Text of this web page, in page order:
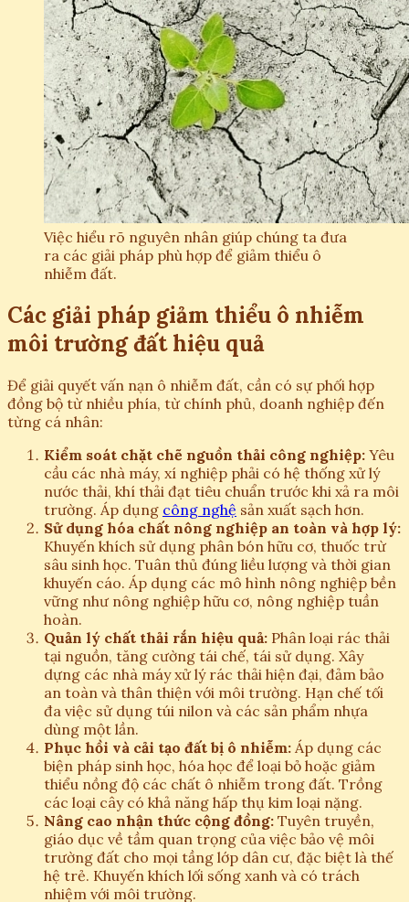
Việc hiểu rõ nguyên nhân giúp chúng ta đưa
ra các giải pháp phù hợp để giảm thiểu ô
nhiễm đất.
Các giải pháp giảm thiểu ô nhiễm
môi trường đất hiệu quả
Để giải quyết vấn nạn ô nhiễm đất, cần có sự phối hợp
đồng bộ từ nhiều phía, từ chính phủ, doanh nghiệp đến
từng cá nhân:
Kiểm soát chặt chẽ nguồn thải công nghiệp: Yêu
cầu các nhà máy, xí nghiệp phải có hệ thống xử lý
nước thải, khí thải đạt tiêu chuẩn trước khi xả ra môi
trường. Áp dụng công nghệ sản xuất sạch hơn.
Sử dụng hóa chất nông nghiệp an toàn và hợp lý:
Khuyến khích sử dụng phân bón hữu cơ, thuốc trừ
sâu sinh học. Tuân thủ đúng liều lượng và thời gian
khuyến cáo. Áp dụng các mô hình nông nghiệp bền
vững như nông nghiệp hữu cơ, nông nghiệp tuần
hoàn.
Quản lý chất thải rắn hiệu quả: Phân loại rác thải
tại nguồn, tăng cường tái chế, tái sử dụng. Xây
dựng các nhà máy xử lý rác thải hiện đại, đảm bảo
an toàn và thân thiện với môi trường. Hạn chế tối
đa việc sử dụng túi nilon và các sản phẩm nhựa
dùng một lần.
Phục hồi và cải tạo đất bị ô nhiễm: Áp dụng các
biện pháp sinh học, hóa học để loại bỏ hoặc giảm
thiểu nồng độ các chất ô nhiễm trong đất. Trồng
các loại cây có khả năng hấp thụ kim loại nặng.
Nâng cao nhận thức cộng đồng: Tuyên truyền,
giáo dục về tầm quan trọng của việc bảo vệ môi
trường đất cho mọi tầng lớp dân cư, đặc biệt là thế
hệ trẻ. Khuyến khích lối sống xanh và có trách
nhiệm với môi trường.